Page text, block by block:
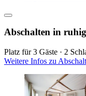
Abschalten in
Platz für 3 Gäste · 2
Weitere Infos zu